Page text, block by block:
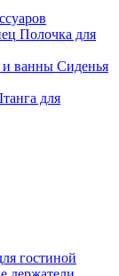
Полочка для
Сиденья
для
гостиной